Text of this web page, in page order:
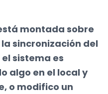
sincronización del
sistema es
algo en el local y
o modifico un